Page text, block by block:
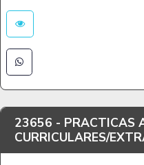
23656 - PRACTICAS
CURRICULARES/